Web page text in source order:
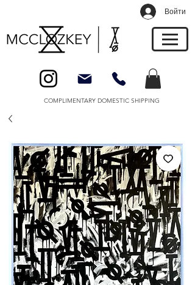
Войти
COMPLIMENTARY DOMESTIC SHIPPING